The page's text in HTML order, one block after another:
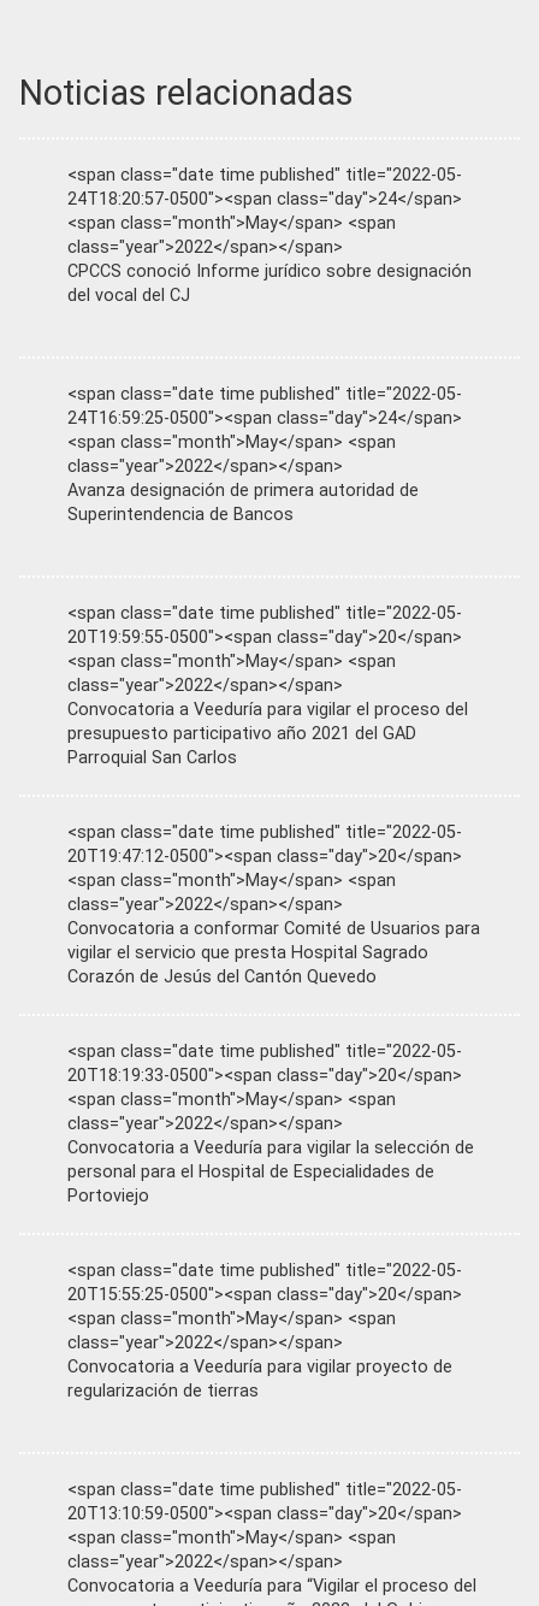
Noticias relacionadas
<span class="date time published" title="2022-05-
24T18:20:57-0500"><span class="day">24</span>
<span class="month">May</span> <span
class="year">2022</span></span>
CPCCS conoció Informe jurídico sobre designación
del vocal del CJ
<span class="date time published" title="2022-05-
24T16:59:25-0500"><span class="day">24</span>
<span class="month">May</span> <span
class="year">2022</span></span>
Avanza designación de primera autoridad de
Superintendencia de Bancos
<span class="date time published" title="2022-05-
20T19:59:55-0500"><span class="day">20</span>
<span class="month">May</span> <span
class="year">2022</span></span>
Convocatoria a Veeduría para vigilar el proceso del
presupuesto participativo año 2021 del GAD
Parroquial San Carlos
<span class="date time published" title="2022-05-
20T19:47:12-0500"><span class="day">20</span>
<span class="month">May</span> <span
class="year">2022</span></span>
Convocatoria a conformar Comité de Usuarios para
vigilar el servicio que presta Hospital Sagrado
Corazón de Jesús del Cantón Quevedo
<span class="date time published" title="2022-05-
20T18:19:33-0500"><span class="day">20</span>
<span class="month">May</span> <span
class="year">2022</span></span>
Convocatoria a Veeduría para vigilar la selección de
personal para el Hospital de Especialidades de
Portoviejo
<span class="date time published" title="2022-05-
20T15:55:25-0500"><span class="day">20</span>
<span class="month">May</span> <span
class="year">2022</span></span>
Convocatoria a Veeduría para vigilar proyecto de
regularización de tierras
<span class="date time published" title="2022-05-
20T13:10:59-0500"><span class="day">20</span>
<span class="month">May</span> <span
class="year">2022</span></span>
Convocatoria a Veeduría para “Vigilar el proceso del